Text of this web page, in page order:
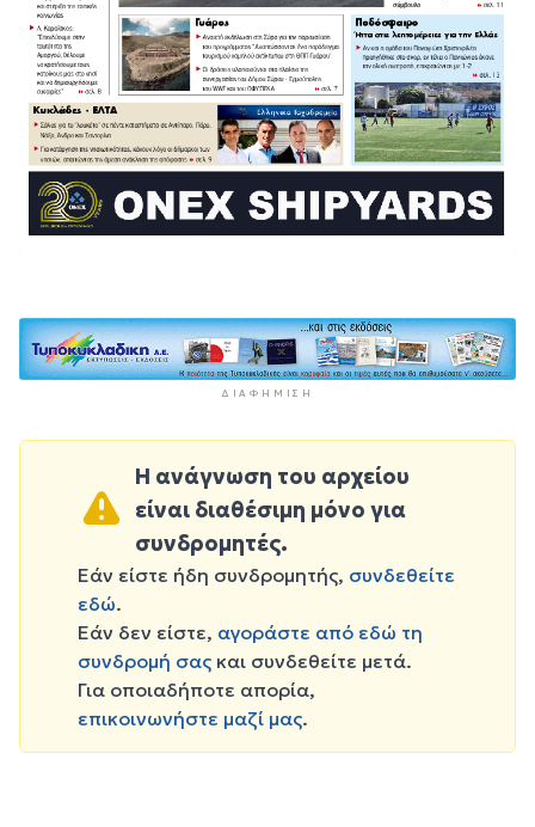
ΔΙΑΦΉΜΙΣΗ
Η ανάγνωση του αρχείου
είναι διαθέσιμη μόνο για
συνδρομητές.
Εάν είστε ήδη συνδρομητής, συνδεθείτε
εδώ.
Εάν δεν είστε, αγοράστε από εδώ τη
συνδρομή σας και συνδεθείτε μετά.
Για οποιαδήποτε απορία,
επικοινωνήστε μαζί μας.